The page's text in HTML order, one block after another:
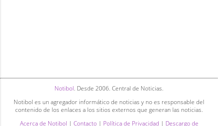
Notibol. Desde 2006. Central de Noticias.
Notibol es un agregador informático de noticias y no es responsable del
contenido de los enlaces a los sitios externos que generan las noticias.
Acerca de Notibol | Contacto| Política de Privacidad | Descargo de